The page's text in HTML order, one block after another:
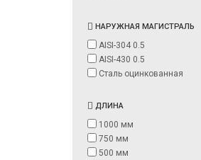
НАРУЖНАЯ МАГИСТРАЛЬ
AISI-304 0.5
AISI-430 0.5
Сталь оцинкованная
ДЛИНА
1000 мм
750 мм
500 мм